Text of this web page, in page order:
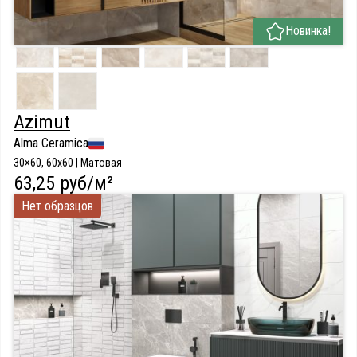
Новинка!
Azimut
Alma Ceramica
30×60, 60x60 | Матовая
63,25 руб/м²
Нет образцов